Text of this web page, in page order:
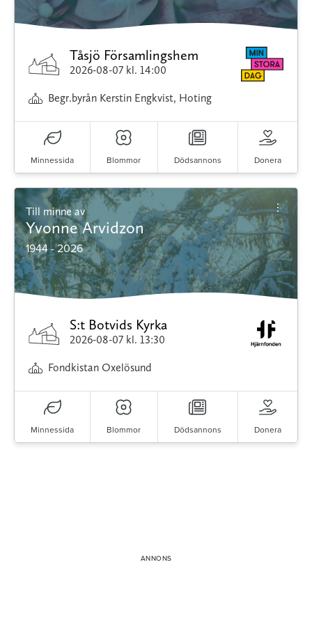
Tåsjö Församlingshem
2026-08-07 kl. 14:00
Begr.byrån Kerstin Engkvist, Hoting
Minnessida Blommor Dödsannons Donera
Till minne av
Yvonne Arvidzon
1944 - 2026
S:t Botvids Kyrka
2026-08-07 kl. 13:30
Fondkistan Oxelösund
Minnessida Blommor Dödsannons Donera